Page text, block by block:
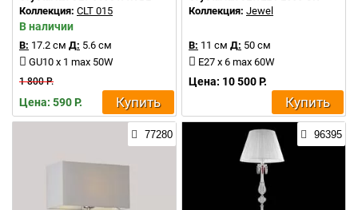
Коллекция: CLT 015
В наличии
В: 17.2 см Д: 5.6 см
GU10 x 1 max 50W
1 800 Р.
Цена: 590 Р. Купить
Коллекция: Jewel
В: 11 см Д: 50 см
E27 x 6 max 60W
Цена: 10 500 Р.
Купить
77280 96395